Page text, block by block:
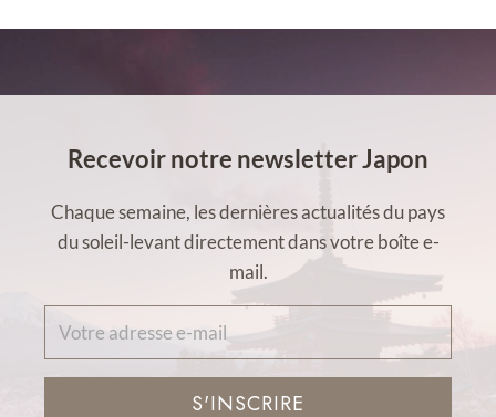
Recevoir notre newsletter Japon
Chaque semaine, les dernières actualités du pays
du soleil-levant directement dans votre boîte e-
mail.
S'INSCRIRE